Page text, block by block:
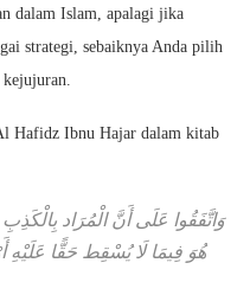
dalam Islam, apalagi jika
strategi, sebaiknya Anda pilih
kejujuran.
Hafidz Ibnu Hajar dalam kitab
وَاتَّفَقُوا عَلَى أَنَّ الْمُرَاد
هُوَ فِيمَا لَا يُسْقِط حَقًّا عَلَيْهِ